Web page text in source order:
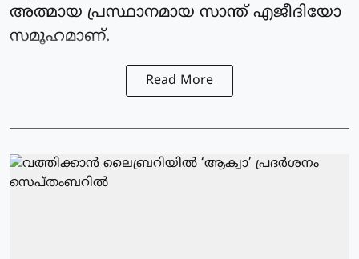
അത്മായ പ്രസ്ഥാനമായ സാന്ത് എജീദിയോ
സമൂഹമാണ്.
Read More